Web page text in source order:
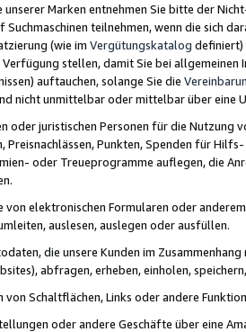
unserer Marken entnehmen Sie bitte der
teilnehmen, wenn die sich
(wie im Vergütungskatalog definiert)
Verfügung stellen, damit Sie bei
auftauchen, solange Sie die
nicht unmittelbar oder mittelbar über eine
oder juristischen Personen für die Nutzung
Preisnachlässen, Punkten, Spenden für
oder Treueprogramme auflegen, die
von elektronischen Formularen oder
auslesen, auslegen oder ausfüllen.
die unsere Kunden im
abfragen, erheben, einholen,
von Schaltflächen, Links oder andere
oder andere Geschäfte über eine